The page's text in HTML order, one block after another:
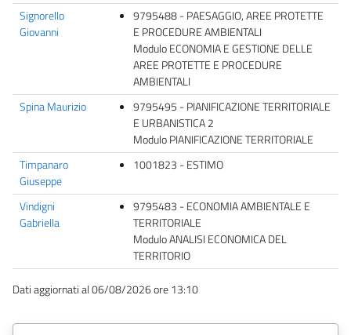
Signorello
Giovanni
9795488 - PAESAGGIO, AREE PROTETTE
E PROCEDURE AMBIENTALI
Modulo ECONOMIA E GESTIONE DELLE
AREE PROTETTE E PROCEDURE
AMBIENTALI
Spina Maurizio
9795495 - PIANIFICAZIONE TERRITORIALE
E URBANISTICA 2
Modulo PIANIFICAZIONE TERRITORIALE
Timpanaro
Giuseppe
1001823 - ESTIMO
Vindigni
Gabriella
9795483 - ECONOMIA AMBIENTALE E
TERRITORIALE
Modulo ANALISI ECONOMICA DEL
TERRITORIO
Dati aggiornati al 06/08/2026 ore 13:10